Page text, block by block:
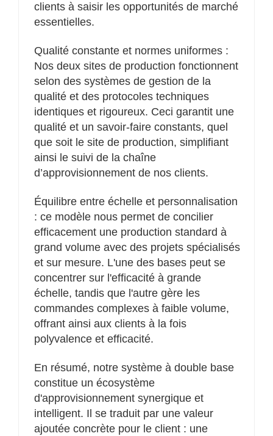
clients à saisir les opportunités de marché
essentielles.
Qualité constante et normes uniformes :
Nos deux sites de production fonctionnent
selon des systèmes de gestion de la
qualité et des protocoles techniques
identiques et rigoureux. Ceci garantit une
qualité et un savoir-faire constants, quel
que soit le site de production, simplifiant
ainsi le suivi de la chaîne
d’approvisionnement de nos clients.
Équilibre entre échelle et personnalisation
: ce modèle nous permet de concilier
efficacement une production standard à
grand volume avec des projets spécialisés
et sur mesure. L'une des bases peut se
concentrer sur l'efficacité à grande
échelle, tandis que l'autre gère les
commandes complexes à faible volume,
offrant ainsi aux clients à la fois
polyvalence et efficacité.
En résumé, notre système à double base
constitue un écosystème
d'approvisionnement synergique et
intelligent. Il se traduit par une valeur
ajoutée concrète pour le client : une